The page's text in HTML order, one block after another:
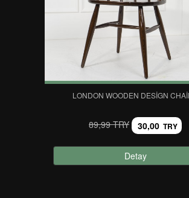
LONDON WOODEN DESIGN
89,99 TRY 30,00 TRY
Detay